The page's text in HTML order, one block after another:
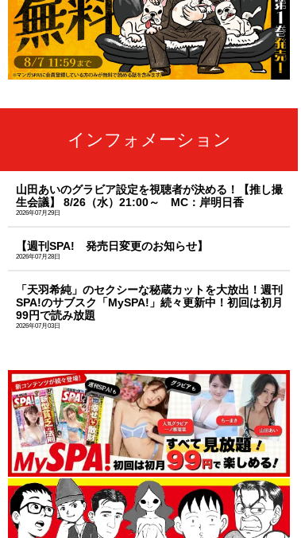
インフォメーション
山田あいのグラビア設定を視聴者が決める！【推し撮
生会議】 8/26（水）21:00～ MC：岸明日香
2026年07月29日
【週刊SPA! 発売日変更のお知らせ】
2026年07月28日
「天羽希純」のセクシーな秘蔵カットを大放出！週刊
SPA!のサブスク「MySPA!」続々更新中！初回は初月
99円で読み放題
2026年07月03日